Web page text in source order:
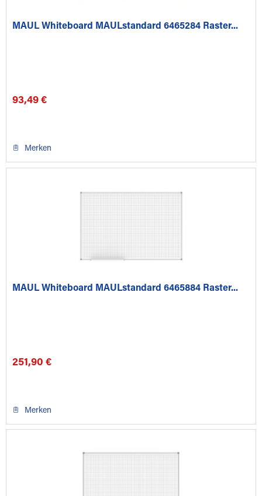
MAUL Whiteboard MAULstandard 6465284 Raster...
93,49 €
Merken
MAUL Whiteboard MAULstandard 6465884 Raster...
251,90 €
Merken